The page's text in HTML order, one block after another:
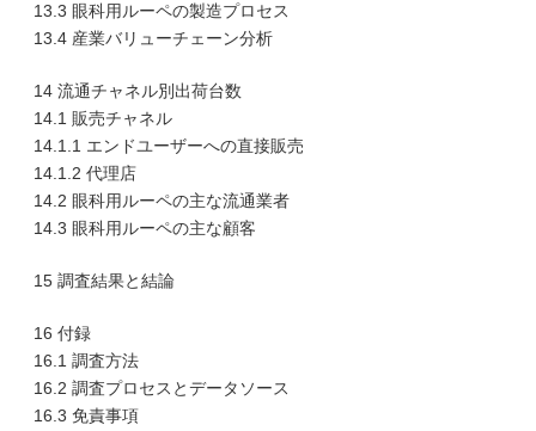
13.3 眼科用ルーペの製造プロセス
13.4 産業バリューチェーン分析
14 流通チャネル別出荷台数
14.1 販売チャネル
14.1.1 エンドユーザーへの直接販売
14.1.2 代理店
14.2 眼科用ルーペの主な流通業者
14.3 眼科用ルーペの主な顧客
15 調査結果と結論
16 付録
16.1 調査方法
16.2 調査プロセスとデータソース
16.3 免責事項